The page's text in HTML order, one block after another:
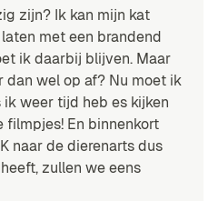
zijn? Ik kan mijn kat
met een brandend
ik daarbij blijven. Maar
dan wel op af? Nu moet ik
weer tijd heb es kijken
filmpjes! En binnenkort
naar de dierenarts dus
zullen we eens